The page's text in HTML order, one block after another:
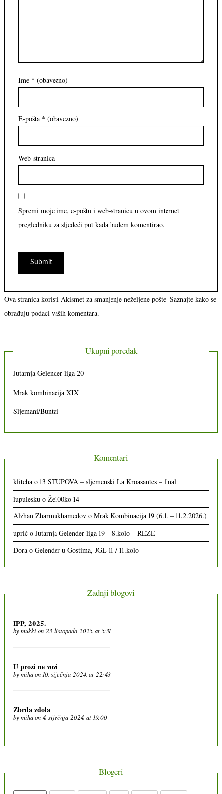
Ime * (obavezno)
E-pošta * (obavezno)
Web-stranica
Spremi moje ime, e-poštu i web-stranicu u ovom internet
pregledniku za sljedeći put kada budem komentirao.
Ova stranica koristi Akismet za smanjenje neželjene pošte. Saznajte kako se
obrađuju podaci vaših komentara.
Ukupni poredak
Jutarnja Gelender liga 20
Mrak kombinacija XIX
Sljemani/Buntai
Komentari
klitcha o13 STUPOVA – sljemenski La Kroasantes – final
lupulesku oŽe100ko 14
Alzhan Zharmukhamedov oMrak Kombinacija 19 (6.1. – 11.2.2026.)
uprić oJutarnja Gelender liga 19 – 8.kolo – REZE
Dora oGelender u Gostima, JGL 11 / 11.kolo
Zadnji blogovi
IPP, 2025.
bymukkion 23. listopada 2025. at 5:31
U prozi ne vozi
bymihaon 10. siječnja 2024. at 22:43
Zbrda zdola
bymihaon 4. siječnja 2024. at 19:00
Blogeri